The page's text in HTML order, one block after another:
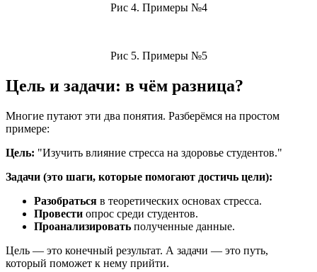
Рис 4. Примеры №4
Рис 5. Примеры №5
Цель и задачи: в чём разница?
Многие путают эти два понятия. Разберёмся на простом
примере:
Цель: "Изучить влияние стресса на здоровье студентов."
Задачи (это шаги, которые помогают достичь цели):
Разобраться в теоретических основах стресса.
Провести опрос среди студентов.
Проанализировать полученные данные.
Цель — это конечный результат. А задачи — это путь,
который поможет к нему прийти.